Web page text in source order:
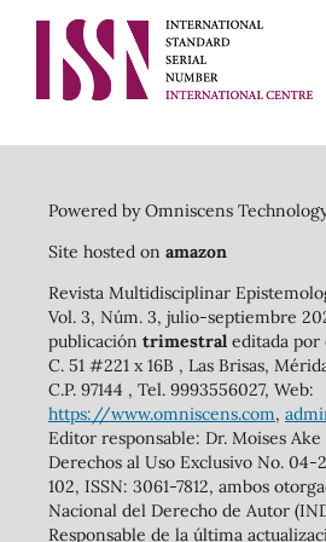
Powered by Omniscens
Site hosted on amazon
Revista Multidisciplinar
Vol. 3, Núm. 3, julio-septiembre
publicación trimestraleditada por
C. 51 #221 x 16B , Las Brisas,
C.P. 97144 , Tel. 9993556027, Web:
https://www.omniscens.com,
Editor responsable: Dr. Moises Ake
Derechos al Uso Exclusivo No. 04-
102, ISSN: 3061-7812, ambos
Nacional del Derecho de Autor
Responsable de la última